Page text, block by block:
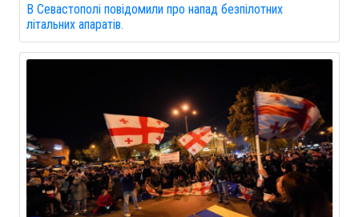
В Севастополі повідомили про напад безпілотних
літальних апаратів.